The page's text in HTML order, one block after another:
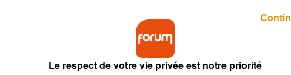
Territoriales de Santé du Loiret lancent un
Le respect de votre vie privée est notre priorité